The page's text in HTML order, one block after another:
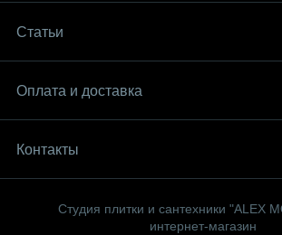
Статьи
Оплата и доставка
Контакты
Студия плитки и сантехники "ALEX
интернет-магазин